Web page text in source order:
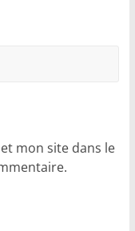
mon site dans le